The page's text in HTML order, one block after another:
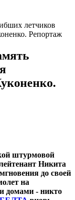
летчиков
Репортаж
штурмовой
Никита
до своей
на
домами - никто